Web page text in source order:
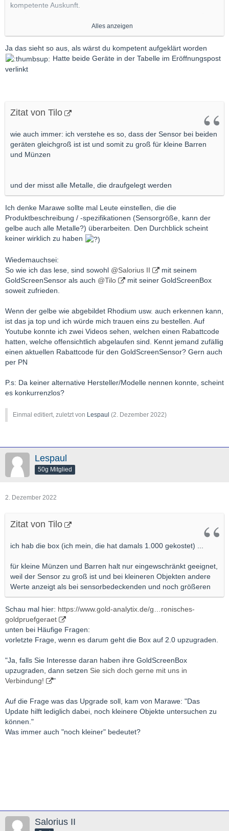
kompetente Auskunft.
...
Warum redest Du immer von „beiden Geräten“???
Alles anzeigen
Ja das sieht so aus, als wärst du kompetent aufgeklärt worden
Hatte beide Geräte in der Tabelle im Eröffnungspost
verlinkt
Zitat von Tilo
wie auch immer: ich verstehe es so, dass der Sensor bei beiden
geräten gleichgroß ist ist und somit zu groß für kleine Barren
und Münzen
und der misst alle Metalle, die draufgelegt werden
Ich denke Marawe sollte mal Leute einstellen, die die
Produktbeschreibung / -spezifikationen (Sensorgröße, kann der
gelbe auch alle Metalle?) überarbeiten. Den Durchblick scheint
keiner wirklich zu haben
Wiedemauchsei:
So wie ich das lese, sind sowohl @Salorius II
mit seinem
GoldScreenSensor als auch @Tilo
mit seiner GoldScreenBox
soweit zufrieden.
Wenn der gelbe wie abgebildet Rhodium usw. auch erkennen kann,
ist das ja top und ich würde mich trauen eins zu bestellen. Auf
Youtube konnte ich zwei Videos sehen, welchen einen Rabattcode
hatten, welche offensichtlich abgelaufen sind. Kennt jemand zufällig
einen aktuellen Rabattcode für den GoldScreenSensor? Gern auch
per PN
P.s: Da keiner alternative Hersteller/Modelle nennen konnte, scheint
es konkurrenzlos?
Einmal editiert, zuletzt von Lespaul (2. Dezember 2022)
Lespaul
50g Mitglied
2. Dezember 2022
Zitat von Tilo
ich hab die box (ich mein, die hat damals 1.000 gekostet) ...
für kleine Münzen und Barren halt nur eingewschränkt geeignet,
weil der Sensor zu groß ist und bei kleineren Objekten andere
Werte anzeigt als bei sensorbedeckenden und noch größeren
Schau mal hier: https://www.gold-analytix.de/g…ronisches-
goldpruefgeraet
unten bei Häufige Fragen:
vorletzte Frage, wenn es darum geht die Box auf 2.0 upzugraden.
"Ja, falls Sie Interesse daran haben ihre GoldScreenBox
upzugraden, dann setzen Sie sich doch gerne mit uns in
Verbindung!
"
Auf die Frage was das Upgrade soll, kam von Marawe: "Das
Update hilft lediglich dabei, noch kleinere Objekte untersuchen zu
können."
Was immer auch "noch kleiner" bedeutet?
Salorius II